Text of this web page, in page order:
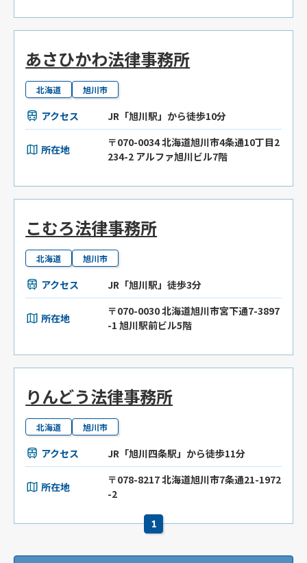
あさひかわ法律事務所
北海道 旭川市
アクセス JR「旭川駅」から徒歩10分
所在地
〒070-0034 北海道旭川市4条通10丁目2
234-2 アルファ旭川ビル7階
こむろ法律事務所
北海道 旭川市
アクセス JR「旭川駅」徒歩3分
所在地
〒070-0030 北海道旭川市宮下通7-3897
-1 旭川駅前ビル5階
りんどう法律事務所
北海道 旭川市
アクセス JR「旭川四条駅」から徒歩11分
所在地
〒078-8217 北海道旭川市7条通21-1972
-2
1